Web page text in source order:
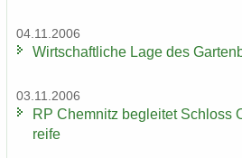
04.11.2006
Wirt­schaft­li­che Lage des
03.11.2006
RP Chem­nitz be­glei­tet Schloss
rei­fe